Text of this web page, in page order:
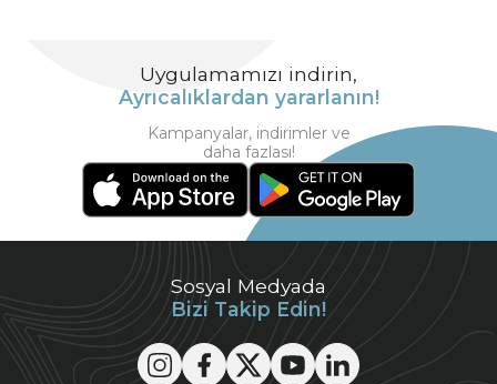
Sosyal Medyada
Bizi Takip Edin!
Uygulamamızı indirin,
Ayrıcalıklardan yararlanın!
Kampanyalar, indirimler ve
daha fazlası!